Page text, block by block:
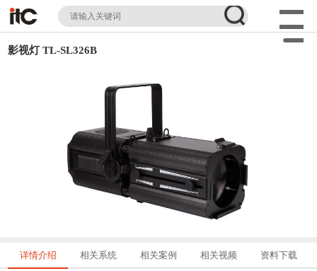
影视灯 TL-SL326B
详情介绍 相关系统 相关案例 相关视频 资料下载